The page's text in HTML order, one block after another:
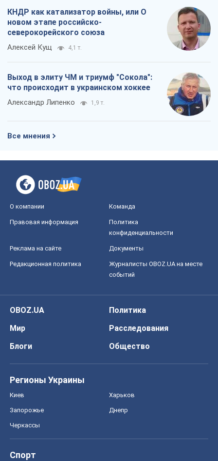
КНДР как катализатор войны, или О
новом этапе российско-
северокорейского союза
Алексей Кущ 4,1 т.
Выход в элиту ЧМ и триумф "Сокола":
что происходит в украинском хоккее
Александр Липенко 1,9 т.
Все мнения
О компании Команда
Правовая информация
Политика
конфиденциальности
Реклама на сайте Документы
Редакционная политика
Журналисты OBOZ.UA на месте
событий
OBOZ.UA
Политика
Мир
Расследования
Блоги
Общество
Регионы Украины
Киев Харьков
Запорожье Днепр
Черкассы
Спорт